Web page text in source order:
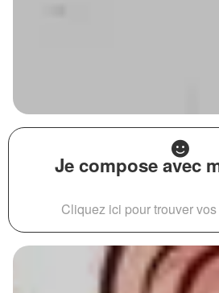
Je compose avec
Cliquez ici pour trouver